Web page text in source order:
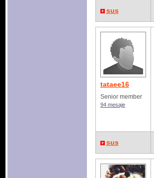
sus
tataee16
Senior member
94 mesaje
sus